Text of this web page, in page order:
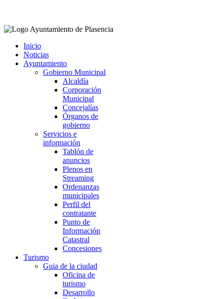
Inicio
Noticias
Ayuntamiento
Gobierno Municipal
Alcaldía
Corporación
Municipal
Concejalías
Órganos de
gobierno
Servicios e
información
Tablón de
anuncios
Plenos en
Streaming
Ordenanzas
municipales
Perfil del
contratante
Punto de
Información
Catastral
Concesiones
Turismo
Guia de la ciudad
Oficina de
turismo
Desarrollo